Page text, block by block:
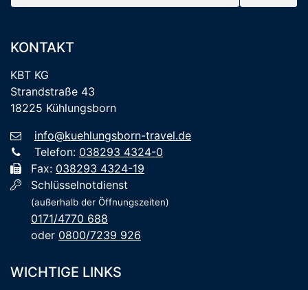
WICHTIGE LINKS
KONTAKT
KBT KG
Strandstraße 43
18225 Kühlungsborn
info@kuehlungsborn-travel.de
Telefon: 038293 4324-0
Fax: 038293 4324-19
Schlüsselnotdienst
(außerhalb der Öffnungszeiten)
0171/4770 688
oder 0800/7239 926